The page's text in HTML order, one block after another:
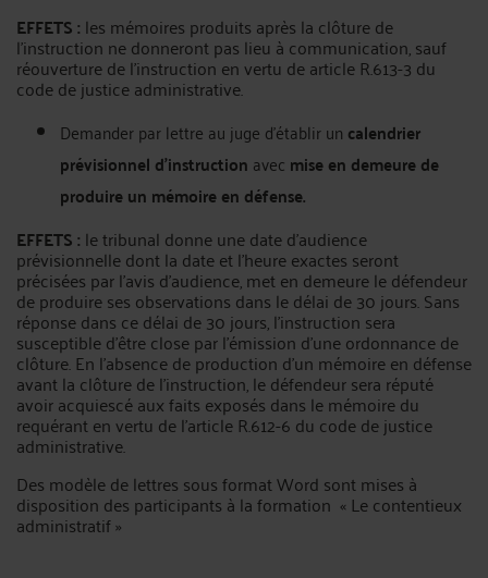
EFFETS : les mémoires produits après la clôture de
l'instruction ne donneront pas lieu à communication, sauf
réouverture de l'instruction en vertu de article R.613-3 du
code de justice administrative.
Demander par lettre au juge d'établir un calendrier
prévisionnel d’instruction avec mise en demeure de
produire un mémoire en défense.
EFFETS : le tribunal donne une date d’audience
prévisionnelle dont la date et l’heure exactes seront
précisées par l’avis d’audience, met en demeure le défendeur
de produire ses observations dans le délai de 30 jours. Sans
réponse dans ce délai de 30 jours, l’instruction sera
susceptible d’être close par l’émission d’une ordonnance de
clôture. En l’absence de production d’un mémoire en défense
avant la clôture de l’instruction, le défendeur sera réputé
avoir acquiescé aux faits exposés dans le mémoire du
requérant en vertu de l’article R.612-6 du code de justice
administrative.
Des modèle de lettres sous format Word sont mises à
disposition des participants à la formation « Le contentieux
administratif »